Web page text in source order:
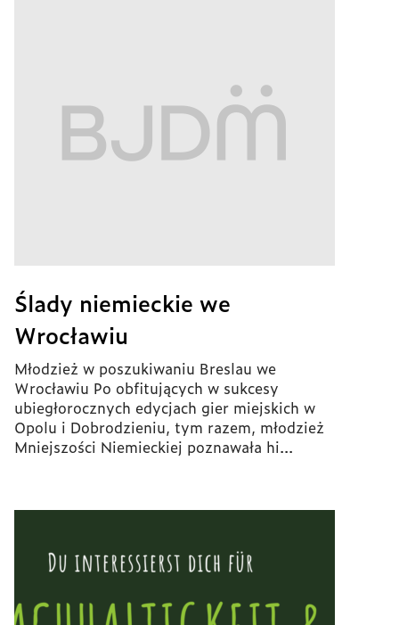
Ślady niemieckie we
Wrocławiu
Młodzież w poszukiwaniu Breslau we
Wrocławiu Po obfitujących w sukcesy
ubiegłorocznych edycjach gier miejskich w
Opolu i Dobrodzieniu, tym razem, młodzież
Mniejszości Niemieckiej poznawała hi...